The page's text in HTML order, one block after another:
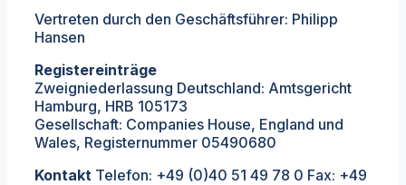
Vertreten durch den Geschäftsführer: Philipp
Hansen
Registereinträge
Zweigniederlassung Deutschland: Amtsgericht
Hamburg, HRB 105173
Gesellschaft: Companies House, England und
Wales, Registernummer 05490680
Kontakt Telefon: +49 (0)40 51 49 78 0 Fax: +49